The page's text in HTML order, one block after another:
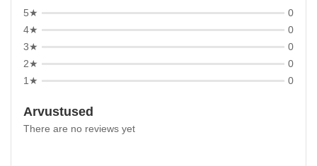
5★
0
4★
0
3★
0
2★
0
1★
0
Arvustused
There are no reviews yet